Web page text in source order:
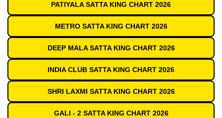
PATIYALA SATTA KING CHART 2026
METRO SATTA KING CHART 2026
DEEP MALA SATTA KING CHART 2026
INDIA CLUB SATTA KING CHART 2026
SHRI LAXMI SATTA KING CHART 2026
GALI - 2 SATTA KING CHART 2026